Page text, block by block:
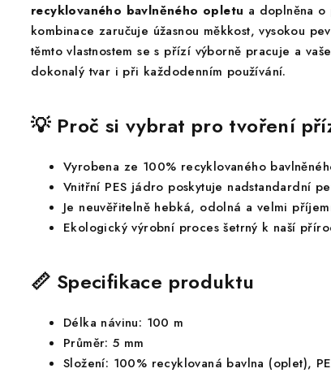
recyklovaného bavlněného opletu a doplněna o
kombinace zaručuje úžasnou měkkost, vysokou
těmto vlastnostem se s přízí výborně pracuje a
dokonalý tvar i při každodenním používání.
💡 Proč si vybrat pro tvoření
Vyrobena ze 100% recyklovaného
Vnitřní PES jádro poskytuje nadstandardní
Je neuvěřitelně hebká, odolná a velmi
Ekologický výrobní proces šetrný k naší
📏 Specifikace produktu
Délka návinu: 100 m
Průměr: 5 mm
Složení: 100% recyklovaná bavlna (oplet),